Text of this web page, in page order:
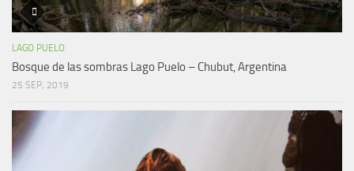
LAGO PUELO
Bosque de las sombras Lago Puelo – Chubut, Argentina
25 SEP, 2019